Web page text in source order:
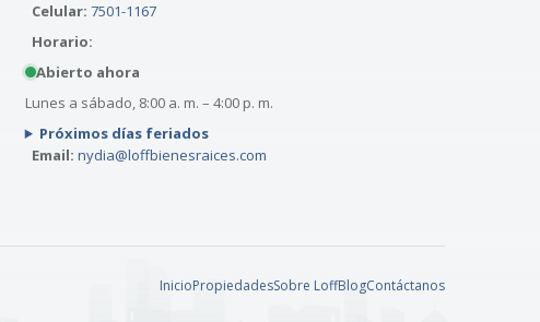
Celular: 7501-1167
Horario:
Abierto ahora
Lunes a sábado, 8:00 a. m. – 4:00 p. m.
Próximos días feriados
Email: nydia@loffbienesraices.com
InicioPropiedadesSobre LoffBlogContáctanos